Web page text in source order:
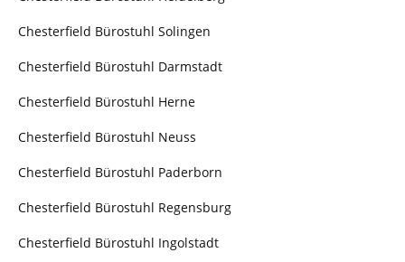
Chesterfield Bürostuhl Solingen
Chesterfield Bürostuhl Darmstadt
Chesterfield Bürostuhl Herne
Chesterfield Bürostuhl Neuss
Chesterfield Bürostuhl Paderborn
Chesterfield Bürostuhl Regensburg
Chesterfield Bürostuhl Ingolstadt